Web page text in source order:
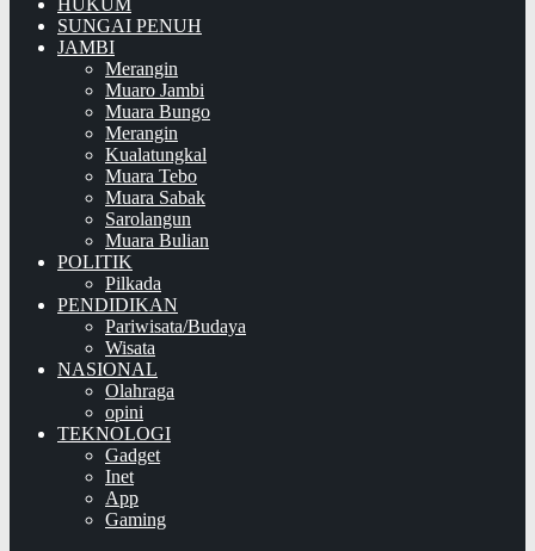
HUKUM
SUNGAI PENUH
JAMBI
Merangin
Muaro Jambi
Muara Bungo
Merangin
Kualatungkal
Muara Tebo
Muara Sabak
Sarolangun
Muara Bulian
POLITIK
Pilkada
PENDIDIKAN
Pariwisata/Budaya
Wisata
NASIONAL
Olahraga
opini
TEKNOLOGI
Gadget
Inet
App
Gaming